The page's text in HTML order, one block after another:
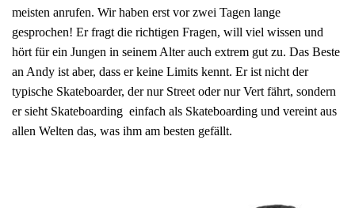
meisten anrufen. Wir haben erst vor zwei Tagen lange
gesprochen! Er fragt die richtigen Fragen, will viel wissen und
hört für ein Jungen in seinem Alter auch extrem gut zu. Das Beste
an Andy ist aber, dass er keine Limits kennt. Er ist nicht der
typische Skateboarder, der nur Street oder nur Vert fährt, sondern
er sieht Skateboarding einfach als Skateboarding und vereint aus
allen Welten das, was ihm am besten gefällt.